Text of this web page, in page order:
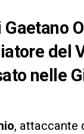
del
nelle
, attaccante